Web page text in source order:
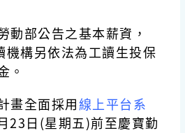
動部公告之基本薪資，
構另依法為工讀生投保
。
畫全面採用線上平台系
23日(星期五)前至慶寶勤